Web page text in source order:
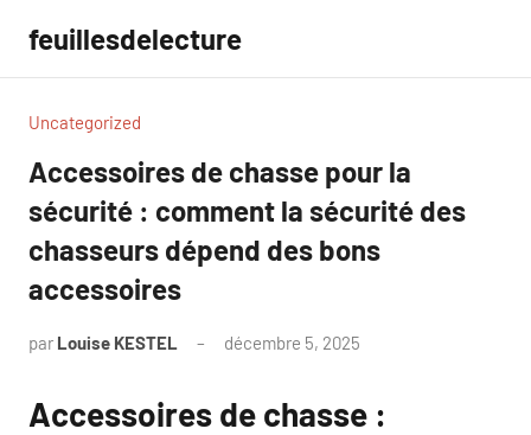
contenu
feuillesdelecture
Uncategorized
Accessoires de chasse pour la
sécurité : comment la sécurité des
chasseurs dépend des bons
accessoires
par Louise KESTEL décembre 5, 2025
Accessoires de chasse :